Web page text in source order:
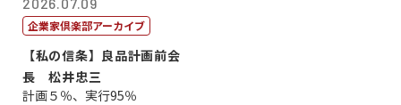
企業家倶楽部アーカイブ
【私の信条】良品計画前会
長 松井忠三
計画５％、実行95％